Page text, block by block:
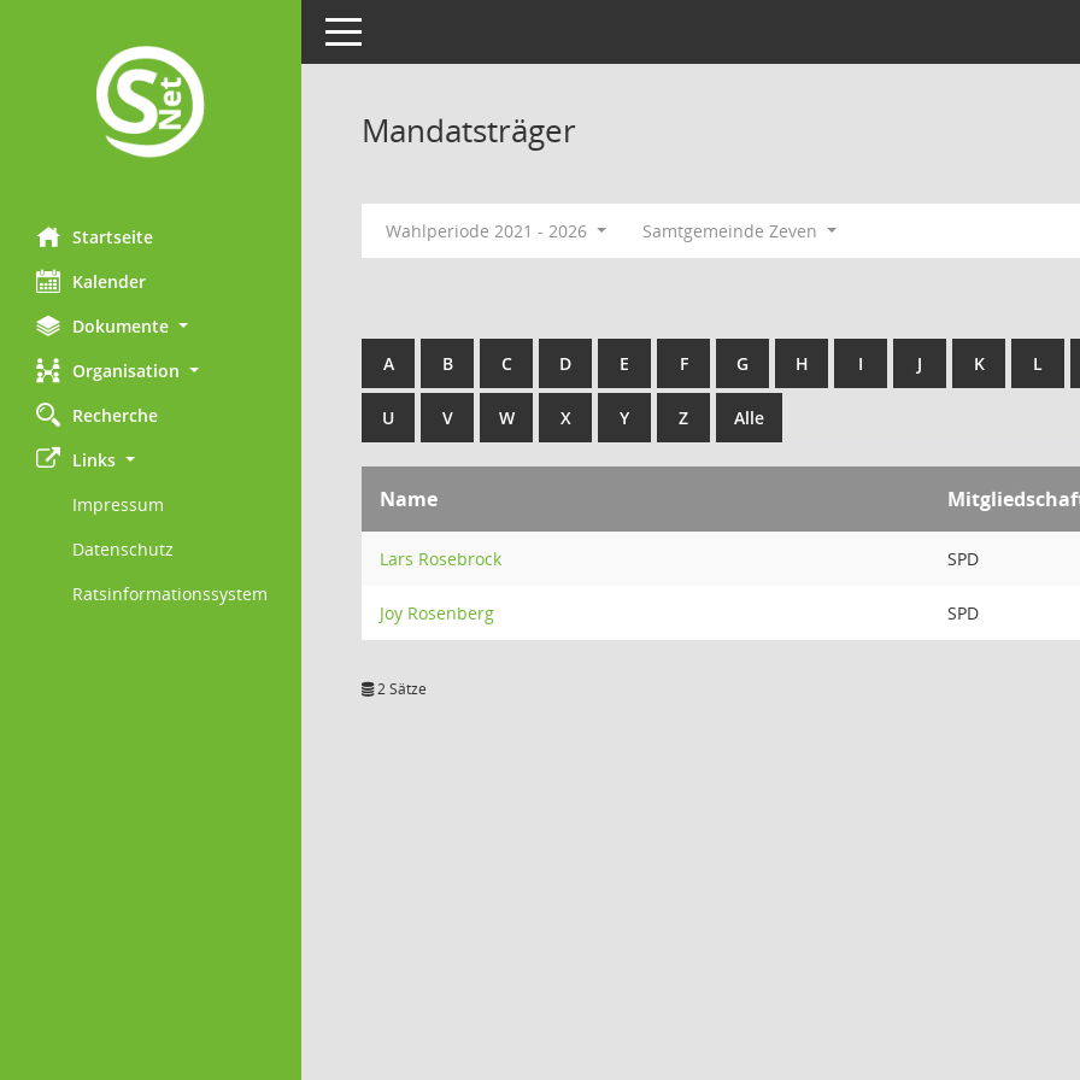
Startseite
Kalender
Dokumente
Organisation
Recherche
Links
Impressum
Datenschutz
Ratsinformationssystem
Toggle navigation
Mandatsträger
Wahlperiode 2021 - 2026 Samtgemeinde Zeven
A B C D E F G H I J K L
U V W X Y Z Alle
Name
Lars Rosebrock SPD
Joy Rosenberg SPD
2 Sätze